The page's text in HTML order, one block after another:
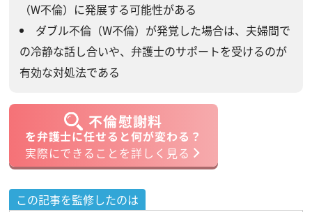
（W不倫）に発展する可能性がある
ダブル不倫（W不倫）が発覚した場合は、夫婦間で
の冷静な話し合いや、弁護士のサポートを受けるのが
有効な対処法である
不倫慰謝料
を弁護士に任せると何が変わる？
実際にできることを詳しく見る
この記事を監修したのは